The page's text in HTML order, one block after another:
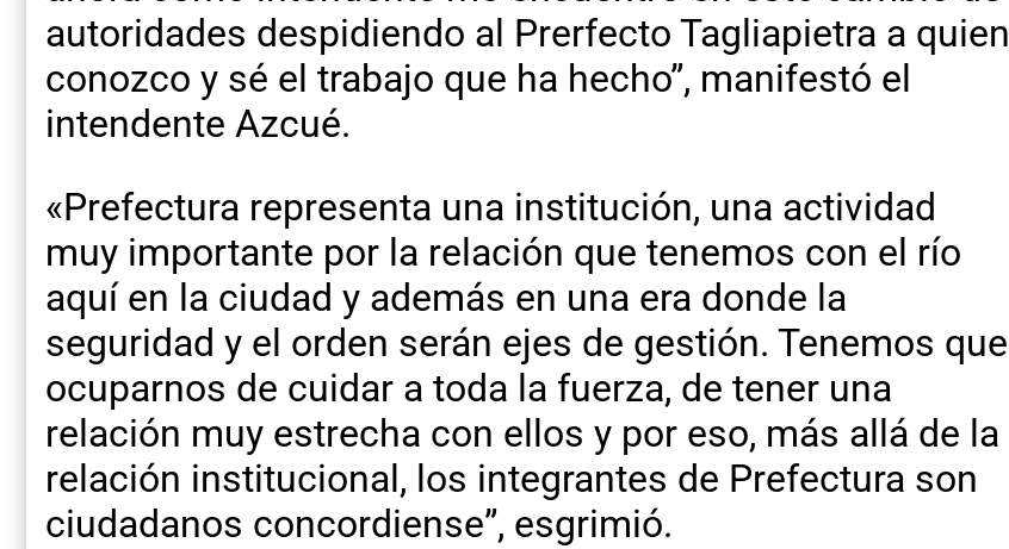
autoridades despidiendo al Prerfecto Tagliapietra a quien
conozco y sé el trabajo que ha hecho”, manifestó el
intendente Azcué.
«Prefectura representa una institución, una actividad
muy importante por la relación que tenemos con el río
aquí en la ciudad y además en una era donde la
seguridad y el orden serán ejes de gestión. Tenemos que
ocuparnos de cuidar a toda la fuerza, de tener una
relación muy estrecha con ellos y por eso, más allá de la
relación institucional, los integrantes de Prefectura son
ciudadanos concordiense”, esgrimió.